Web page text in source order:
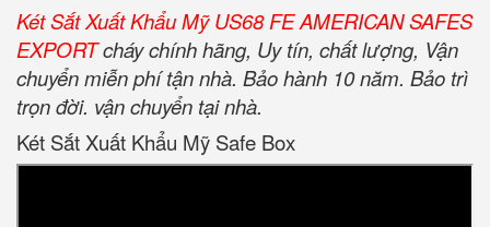
Két Sắt Xuất Khẩu Mỹ US68 FE AMERICAN SAFES
EXPORTcháy chính hãng, Uy tín, chất lượng, Vận
chuyển miễn phí tận nhà. Bảo hành 10 năm. Bảo trì
trọn đời. vận chuyển tại nhà.
Két Sắt Xuất Khẩu Mỹ Safe Box